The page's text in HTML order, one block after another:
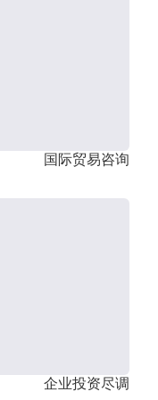
国际贸易咨询
企业投资尽调